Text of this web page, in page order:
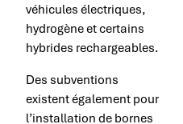
véhicules électriques,
hydrogène et certains
hybrides rechargeables.
Des subventions
existent également pour
l’installation de bornes